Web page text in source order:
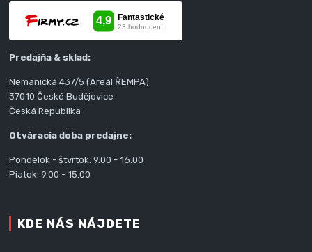
Predajňa & sklad:
Nemanická 437/5 (Areál ŘEMPA)
37010 České Budějovice
Česká Republika
Otváracia doba predajne:
Pondelok - štvrtok: 9.00 - 16.00
Piatok: 9.00 - 15.00
KDE NÁS NÁJDETE